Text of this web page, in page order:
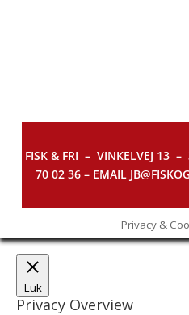
FISK & FRI – VINKELVEJ 13 –
70 02 36 – EMAIL
Privacy &
Luk
Privacy Overview